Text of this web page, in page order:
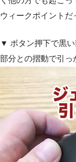
ウィークポイントだ
▼ ボタン押下で黒
部分との摺動で引っ